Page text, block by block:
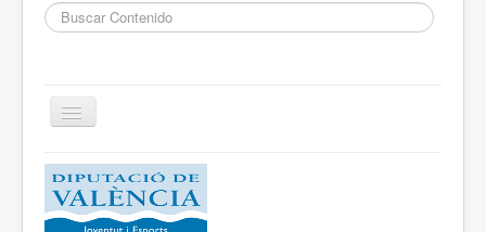
Buscar...
Cambiar
navegación
Aeromodelismo / Aeromodelisme
Ala Delta